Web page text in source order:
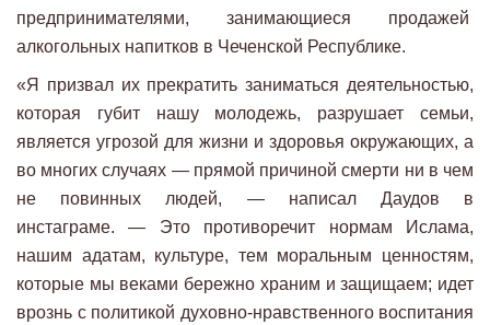
предпринимателями, занимающиеся продажей
алкогольных напитков в Чеченской Республике.
«Я призвал их прекратить заниматься деятельностью,
которая губит нашу молодежь, разрушает семьи,
является угрозой для жизни и здоровья окружающих, а
во многих случаях — прямой причиной смерти ни в чем
не повинных людей, — написал Даудов в
инстаграме. — Это противоречит нормам Ислама,
нашим адатам, культуре, тем моральным ценностям,
которые мы веками бережно храним и защищаем; идет
врознь с политикой духовно-нравственного воспитания